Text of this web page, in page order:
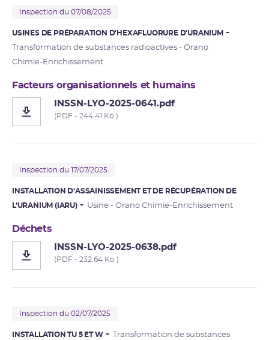
Inspection du 07/08/2025
USINES DE PRÉPARATION D'HEXAFLUORURE D'URANIUM
Transformation de substances radioactives - Orano
Chimie-Enrichissement
Facteurs organisationnels et humains
INSSN-LYO-2025-0641.pdf
(PDF - 244.41 Ko )
Inspection du 17/07/2025
INSTALLATION D’ASSAINISSEMENT ET DE RÉCUPÉRATION DE
L’URANIUM (IARU)
Usine - Orano Chimie-Enrichissement
Déchets
INSSN-LYO-2025-0638.pdf
(PDF - 232.64 Ko )
Inspection du 02/07/2025
INSTALLATION TU 5 ET W
Transformation de substances